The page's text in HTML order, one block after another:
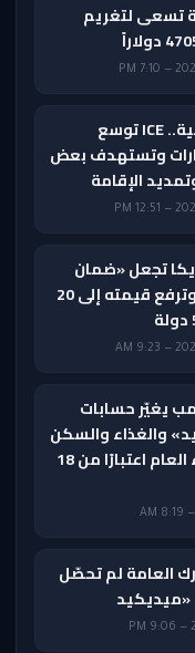
تسعى لتغريم
حتى في الرحلات الداخلية.. ICE توسع
وتستهدف بعض
الإقامة
تجعل «ضمان
تأشيرة الزيارة» دائمًا وترفع قيمته إلى 20
يغيّر حسابات
والغذاء والسكن
قد تدخل تقييم العبء العام اعتبارًا من 18
العامة لم تحصّل